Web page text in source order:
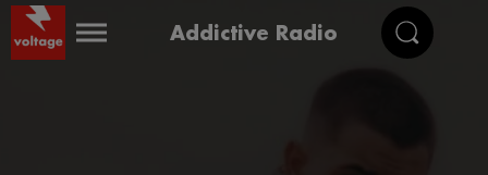
Addictive Radio